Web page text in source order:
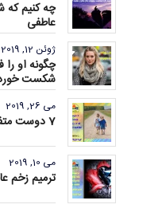
چه کنیم
عاطفی
ژوئن 12, 2019
چگونه او
شکست
می 26, 2019
7 دوست متفاوتی که شما در زندگی تان خواهید داشت
می 10, 2019
ترمیم